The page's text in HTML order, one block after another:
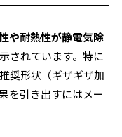
や耐熱性が静電気除
されています。特に
奨形状（ギザギザ加
を引き出すにはメー